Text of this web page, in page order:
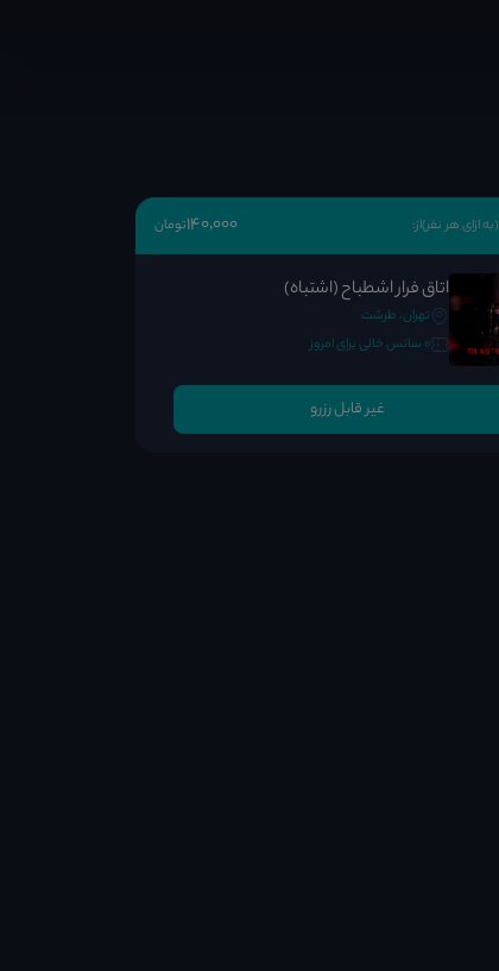
(به ازای هر نفر)از: 140٬000تومان
اتاق فرار اشطباح (اشتباه)
تهران، طرشت
0 سانس خالی برای امروز
غیر قابل رزرو